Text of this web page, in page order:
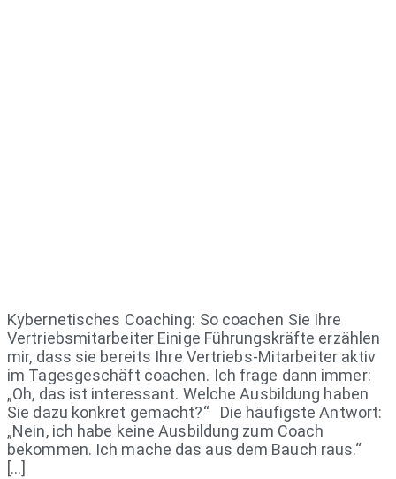
Kybernetisches Coaching: So coachen Sie Ihre
Vertriebsmitarbeiter Einige Führungskräfte erzählen
mir, dass sie bereits Ihre Vertriebs-Mitarbeiter aktiv
im Tagesgeschäft coachen. Ich frage dann immer:
„Oh, das ist interessant. Welche Ausbildung haben
Sie dazu konkret gemacht?“ Die häufigste Antwort:
„Nein, ich habe keine Ausbildung zum Coach
bekommen. Ich mache das aus dem Bauch raus.“
[…]